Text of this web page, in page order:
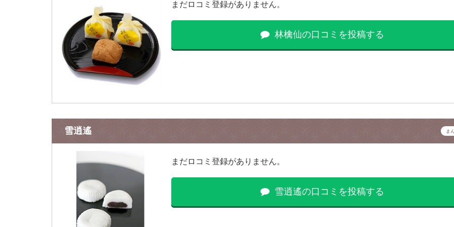
まだロコミ登録がありません。
林檎仙の口コミを投稿する
雪逍遙 ま
まだロコミ登録がありません。
雪逍遙の口コミを投稿する